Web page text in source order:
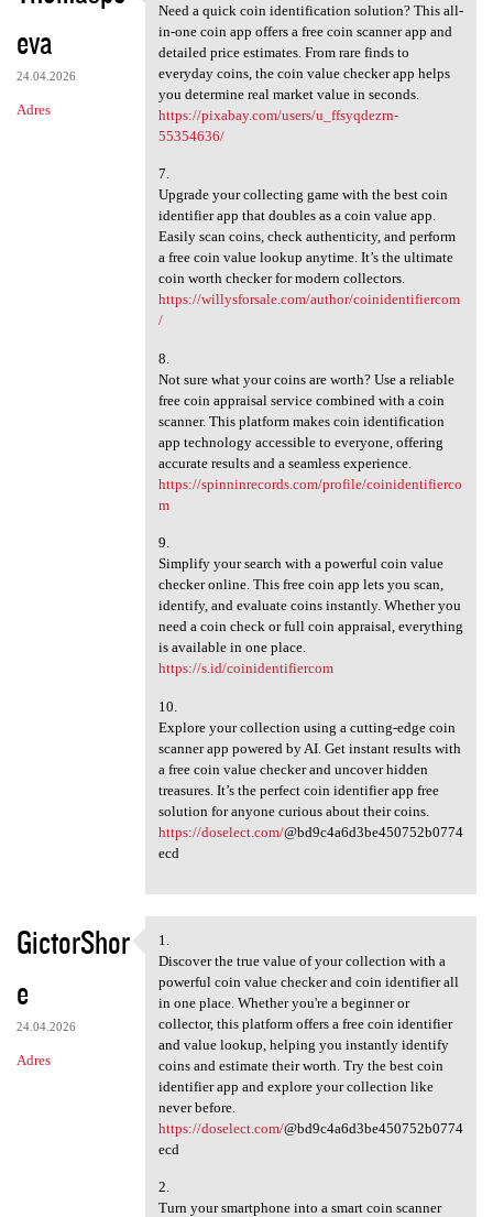
eva
24.04.2026
Adres
Need a quick coin identification solution? This all-
in-one coin app offers a free coin scanner app and
detailed price estimates. From rare finds to
everyday coins, the coin value checker app helps
you determine real market value in seconds.
https://pixabay.com/users/u_ffsyqdezrn-
55354636/
7.
Upgrade your collecting game with the best coin
identifier app that doubles as a coin value app.
Easily scan coins, check authenticity, and perform
a free coin value lookup anytime. It’s the ultimate
coin worth checker for modern collectors.
https://willysforsale.com/author/coinidentifiercom
/
8.
Not sure what your coins are worth? Use a reliable
free coin appraisal service combined with a coin
scanner. This platform makes coin identification
app technology accessible to everyone, offering
accurate results and a seamless experience.
https://spinninrecords.com/profile/coinidentifierco
m
9.
Simplify your search with a powerful coin value
checker online. This free coin app lets you scan,
identify, and evaluate coins instantly. Whether you
need a coin check or full coin appraisal, everything
is available in one place.
https://s.id/coinidentifiercom
10.
Explore your collection using a cutting-edge coin
scanner app powered by AI. Get instant results with
a free coin value checker and uncover hidden
treasures. It’s the perfect coin identifier app free
solution for anyone curious about their coins.
https://doselect.com/@bd9c4a6d3be450752b0774
ecd
GictorShor
e
24.04.2026
Adres
1.
1.
Discover the true value of your collection with a
powerful coin value checker and coin identifier all
in one place. Whether you're a beginner or
collector, this platform offers a free coin identifier
and value lookup, helping you instantly identify
coins and estimate their worth. Try the best coin
identifier app and explore your collection like
never before.
https://doselect.com/@bd9c4a6d3be450752b0774
ecd
2.
Turn your smartphone into a smart coin scanner